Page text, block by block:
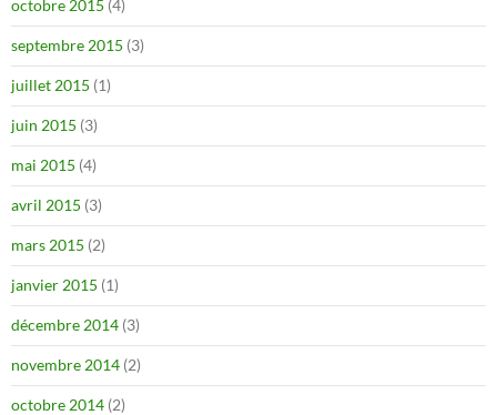
octobre 2015 (4)
septembre 2015 (3)
juillet 2015 (1)
juin 2015 (3)
mai 2015 (4)
avril 2015 (3)
mars 2015 (2)
janvier 2015 (1)
décembre 2014 (3)
novembre 2014 (2)
octobre 2014 (2)